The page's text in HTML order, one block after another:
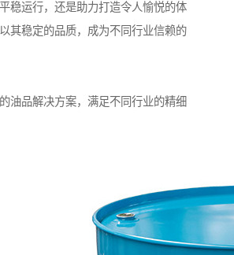
稳运行，还是助力打造令人愉悦的体
其稳定的品质，成为不同行业信赖的
油品解决方案，满足不同行业的精细